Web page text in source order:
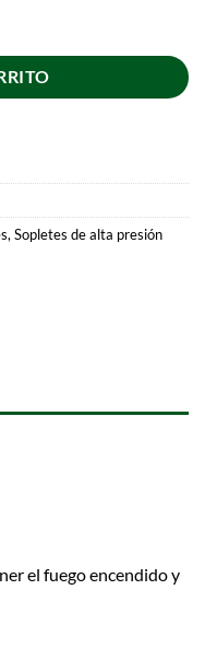
,Sopletes de alta presión
el fuego encendido y